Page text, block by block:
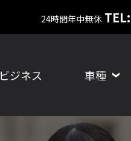
24時間年中無休
ビジネス 車種